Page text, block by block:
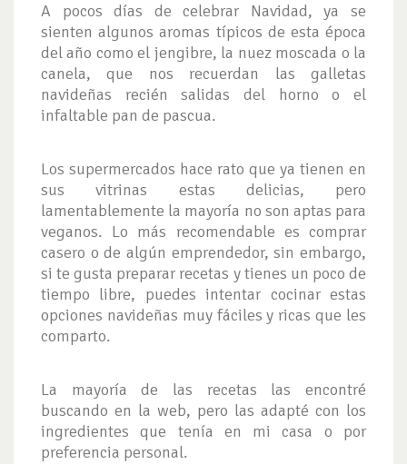
A pocos días de celebrar Navidad, ya se
sienten algunos aromas típicos de esta época
del año como el jengibre, la nuez moscada o la
canela, que nos recuerdan las galletas
navideñas recién salidas del horno o el
infaltable pan de pascua.
Los supermercados hace rato que ya tienen en
sus vitrinas estas delicias, pero
lamentablemente la mayoría no son aptas para
veganos. Lo más recomendable es comprar
casero o de algún emprendedor, sin embargo,
si te gusta preparar recetas y tienes un poco de
tiempo libre, puedes intentar cocinar estas
opciones navideñas muy fáciles y ricas que les
comparto.
La mayoría de las recetas las encontré
buscando en la web, pero las adapté con los
ingredientes que tenía en mi casa o por
preferencia personal.